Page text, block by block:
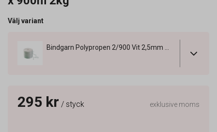
Välj variant
295 kr / styck exklusive moms